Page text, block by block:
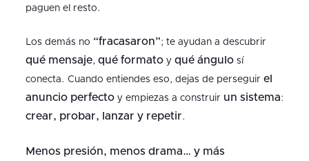
paguen el resto.
Los demás no “fracasaron”; te ayudan a descubrir
qué mensaje, qué formatoy qué ángulosí
conecta. Cuando entiendes eso, dejas de perseguir el
anuncio perfectoy empiezas a construir un sistema:
crear, probar, lanzar y repetir.
Menos presión, menos drama… y más